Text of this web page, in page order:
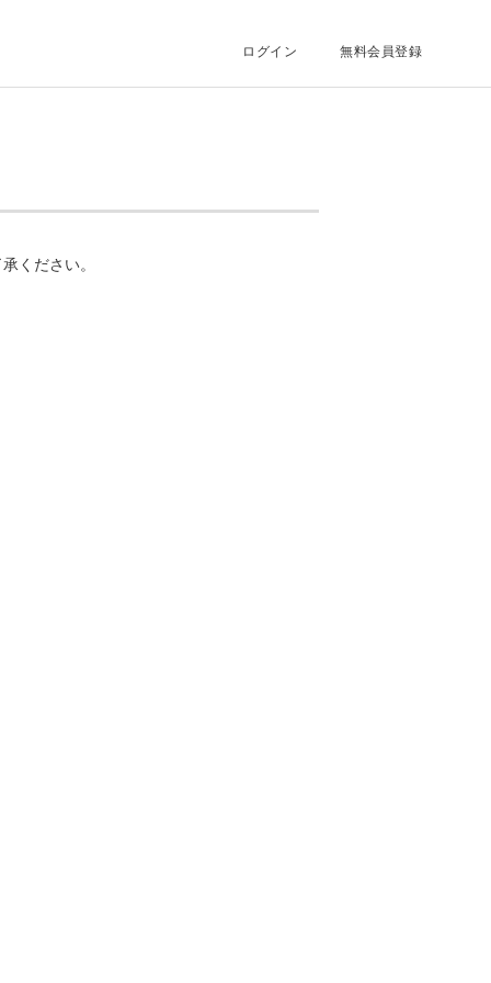
ログイン 無料会員登録
ください。